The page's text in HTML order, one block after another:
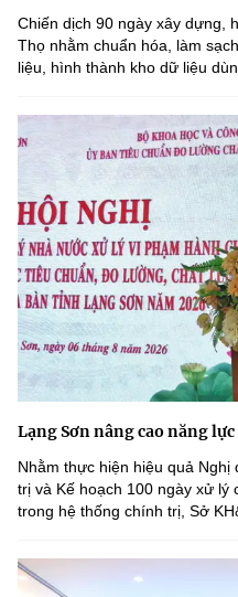
Chiến dịch 90 ngày xây dựng,
Thọ nhằm chuẩn hóa, làm
liệu, hình thành kho dữ liệu
Lạng Sơn nâng cao năng lực
Nhằm thực hiện hiệu quả Nghị
trị và Kế hoạch 100 ngày xử lý
trong hệ thống chính trị, Sở